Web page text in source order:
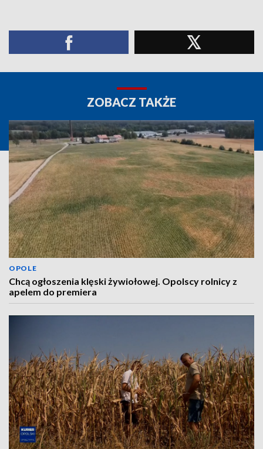
ZOBACZ TAKŻE
OPOLE
Chcą ogłoszenia klęski żywiołowej. Opolscy rolnicy z
apelem do premiera